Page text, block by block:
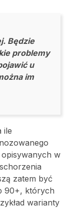
Będzie
problemy
u
im
ile
w
zatem być
90+, których
warianty